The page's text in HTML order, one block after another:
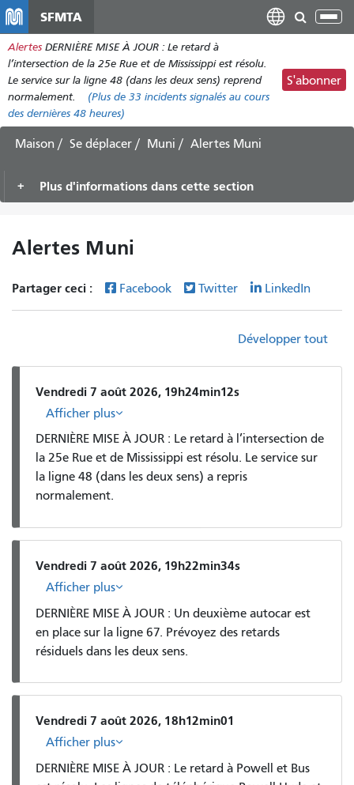
contenu
principal
SFMTA
Alertes DERNIÈRE MISE À JOUR : Le retard à
l’intersection de la 25e Rue et de Mississippi est résolu.
Le service sur la ligne 48 (dans les deux sens) reprend
normalement.
(Plus de 33 incidents signalés au cours
des dernières 48 heures)
S'abonner
Maison Se déplacer Muni Alertes Muni
Plus d'informations dans cette section
Alertes Muni
Partager ceci : Facebook Twitter LinkedIn
Développer tout
Vendredi 7 août 2026, 19h24min12s
Afficher plus
DERNIÈRE MISE À JOUR : Le retard à l’intersection de
la 25e Rue et de Mississippi est résolu. Le service sur
la ligne 48 (dans les deux sens) a repris
normalement.
Vendredi 7 août 2026, 19h22min34s
Afficher plus
DERNIÈRE MISE À JOUR : Un deuxième autocar est
en place sur la ligne 67. Prévoyez des retards
résiduels dans les deux sens.
Vendredi 7 août 2026, 18h12min01
Afficher plus
DERNIÈRE MISE À JOUR : Le retard à Powell et Bus